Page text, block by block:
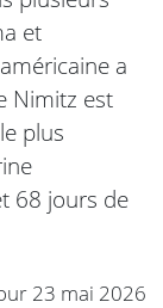
et
a
Nimitz est
plus
68 jours de
23 mai 2026